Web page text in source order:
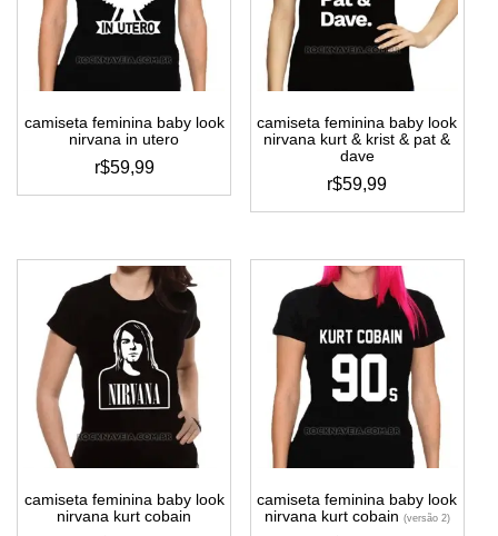
ser
escolhidas
na
produto
ser
escolhidas
produto
camiseta feminina baby look
nirvana in utero
r$59,99
este
várias
variantes.
opções
podem
ser
escolhidas
página
do
camiseta feminina baby look
nirvana kurt & krist & pat &
dave
r$59,99
este
tem
várias
variantes.
as
opções
ser
escolhidas
na
produto
camiseta feminina baby look
nirvana kurt cobain
camiseta feminina baby look
nirvana kurt cobain (versão 2)